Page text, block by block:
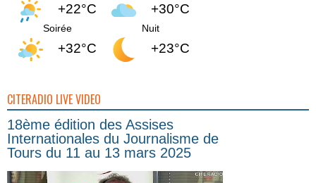
+22°C +30°C
Soirée
+32°C
Nuit
+23°C
CITERADIO LIVE VIDEO
18ème édition des Assises
Internationales du Journalisme de
Tours du 11 au 13 mars 2025